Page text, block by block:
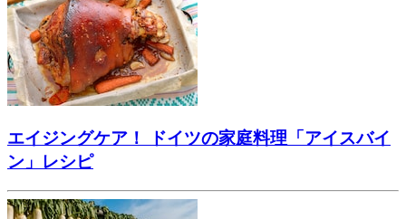
エイジングケア！ ドイツの家庭料理「アイスバイ
ン」レシピ